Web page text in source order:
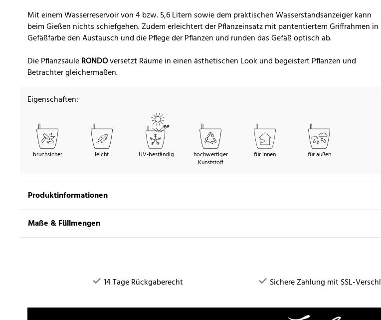
Mit einem Wasserreservoir von 4 bzw. 5,6 Litern sowie dem praktischen Wasserstandsanzeiger kann
beim Gießen nichts schiefgehen. Zudem erleichtert der Pflanzeinsatz mit pantentiertem Griffrahmen in
Gefäßfarbe den Austausch und die Pflege der Pflanzen und runden das Gefäß optisch ab.
Die PflanzsäuleRONDOversetzt Räume in einen ästhetischen Look und begeistert Pflanzen und
Betrachter gleichermaßen.
Eigenschaften:
bruchsicher leicht UV-beständig
hochwertiger
Kunststoff
für innen für außen
Produktinformationen
Maße & Füllmengen
14 Tage Rückgaberecht Sichere Zahlung mit SSL-